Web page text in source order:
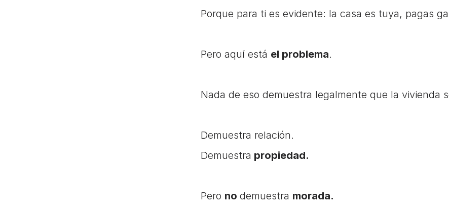
Porque para ti es evidente: la casa es tuya, pagas
Pero aquí está el problema.
Nada de eso demuestra legalmente que la vivienda
Demuestra relación.
Demuestra propiedad.
Pero no demuestra morada.